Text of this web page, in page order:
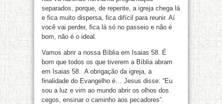
separados, porque, de repente, a igreja chega lá
e fica muito dispersa, fica difícil para reunir. Aí
você vai perder, fica lá só no passeio e não é
bom, não é o ideal.
Vamos abrir a nossa Bíblia em Isaias 58. É
bom que todos os que tiverem a Bíblia abram
em Isaias 58. A obrigação da igreja, a
finalidade do Evangelho é… Jesus disse: “Eu
sou a luz e vim ao mundo abrir os olhos dos
cegos, ensinar o caminho aos pecadores”.